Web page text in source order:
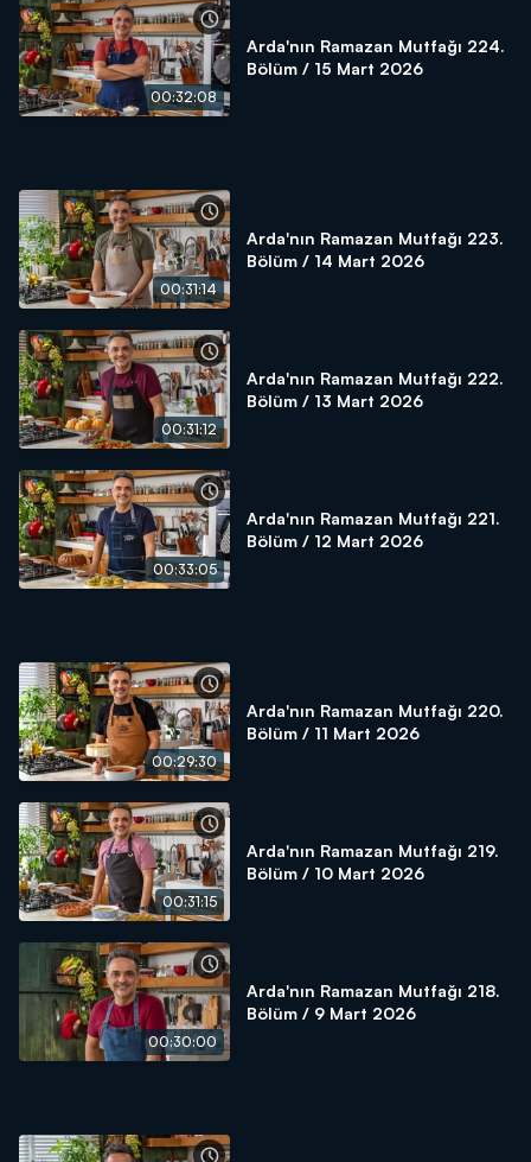
00:32:08
Arda'nın Ramazan Mutfağı 224.
Bölüm / 15 Mart 2026
00:31:14
Arda'nın Ramazan Mutfağı 223.
Bölüm / 14 Mart 2026
00:31:12
Arda'nın Ramazan Mutfağı 222.
Bölüm / 13 Mart 2026
00:33:05
Arda'nın Ramazan Mutfağı 221.
Bölüm / 12 Mart 2026
00:29:30
Arda'nın Ramazan Mutfağı 220.
Bölüm / 11 Mart 2026
00:31:15
Arda'nın Ramazan Mutfağı 219.
Bölüm / 10 Mart 2026
00:30:00
Arda'nın Ramazan Mutfağı 218.
Bölüm / 9 Mart 2026